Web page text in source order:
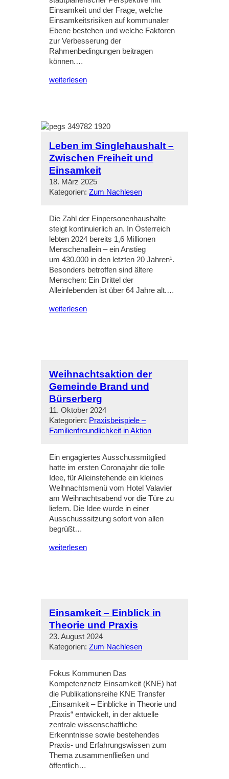
Einsamkeit und der Frage, welche
Einsamkeitsrisiken auf kommunaler
Ebene bestehen und welche Faktoren
zur Verbesserung der
Rahmenbedingungen beitragen
können.…
weiterlesen
Leben im Singlehaushalt –
Zwischen Freiheit und
Einsamkeit
18. März 2025
Kategorien: Zum Nachlesen
Die Zahl der Einpersonenhaushalte
steigt kontinuierlich an. In Österreich
lebten 2024 bereits 1,6 Millionen
Menschenallein – ein Anstieg
um 430.000 in den letzten 20 Jahren¹.
Besonders betroffen sind ältere
Menschen: Ein Drittel der
Alleinlebenden ist über 64 Jahre alt.…
weiterlesen
Weihnachtsaktion der
Gemeinde Brand und
Bürserberg
11. Oktober 2024
Kategorien: Praxisbeispiele –
Familienfreundlichkeit in Aktion
Ein engagiertes Ausschussmitglied
hatte im ersten Coronajahr die tolle
Idee, für Alleinstehende ein kleines
Weihnachtsmenü vom Hotel Valavier
am Weihnachtsabend vor die Türe zu
liefern. Die Idee wurde in einer
Ausschusssitzung sofort von allen
begrüßt…
weiterlesen
Einsamkeit – Einblick in
Theorie und Praxis
23. August 2024
Kategorien: Zum Nachlesen
Fokus Kommunen Das
Kompetenznetz Einsamkeit (KNE) hat
die Publikationsreihe KNE Transfer
„Einsamkeit – Einblicke in Theorie und
Praxis“ entwickelt, in der aktuelle
zentrale wissenschaftliche
Erkenntnisse sowie bestehendes
Praxis- und Erfahrungswissen zum
Thema zusammenfließen und
öffentlich…